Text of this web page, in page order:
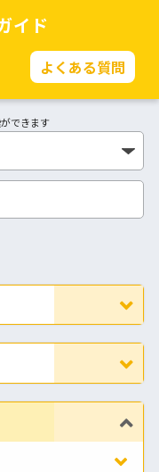
イド
よくある質問
できます